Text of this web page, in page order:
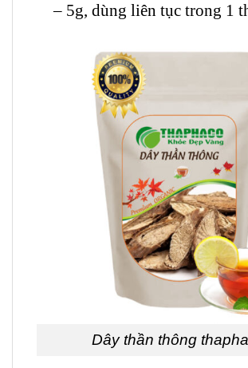
– 5g, dùng liên tục trong 1
Dây thần thông